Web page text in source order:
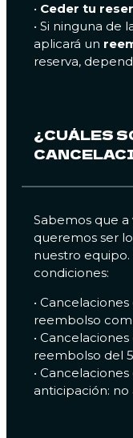
• Ceder tu
• Si ninguna de
aplicará un
reserva,
¿CUÁLES
Sabemos que a
queremos ser
nuestro equipo.
condiciones:
•⁠
reembolso
•⁠
reembolso del
•⁠
anticipación: